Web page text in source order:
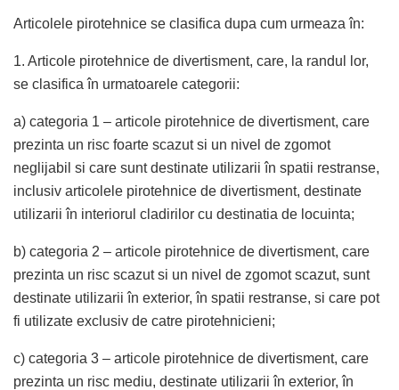
Articolele pirotehnice se clasifica dupa cum urmeaza în:
1. Articole pirotehnice de divertisment, care, la randul lor,
se clasifica în urmatoarele categorii:
a) categoria 1 – articole pirotehnice de divertisment, care
prezinta un risc foarte scazut si un nivel de zgomot
neglijabil si care sunt destinate utilizarii în spatii restranse,
inclusiv articolele pirotehnice de divertisment, destinate
utilizarii în interiorul cladirilor cu destinatia de locuinta;
b) categoria 2 – articole pirotehnice de divertisment, care
prezinta un risc scazut si un nivel de zgomot scazut, sunt
destinate utilizarii în exterior, în spatii restranse, si care pot
fi utilizate exclusiv de catre pirotehnicieni;
c) categoria 3 – articole pirotehnice de divertisment, care
prezinta un risc mediu, destinate utilizarii în exterior, în